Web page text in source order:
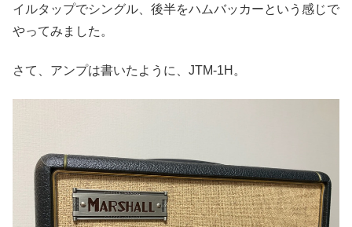
イルタップでシングル、後半をハムバッカーという感じで
やってみました。
さて、アンプは書いたように、JTM-1H。